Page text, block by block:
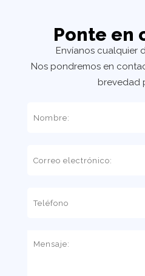
Ponte en
Envíanos cualquier
Nos pondremos en
brevedad